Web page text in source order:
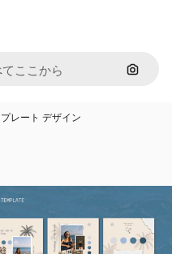
画像で
レート デザイン